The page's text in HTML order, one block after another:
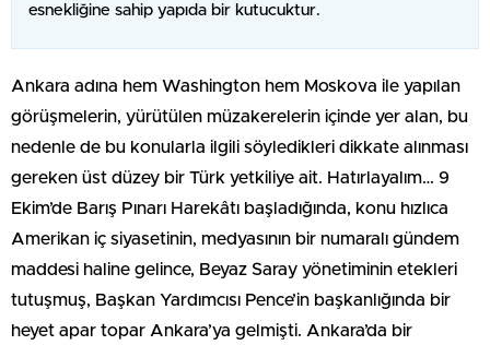
esnekliğine sahip yapıda bir kutucuktur.
Ankara adına hem Washington hem Moskova ile yapılan
görüşmelerin, yürütülen müzakerelerin içinde yer alan, bu
nedenle de bu konularla ilgili söyledikleri dikkate alınması
gereken üst düzey bir Türk yetkiliye ait. Hatırlayalım… 9
Ekim’de Barış Pınarı Harekâtı başladığında, konu hızlıca
Amerikan iç siyasetinin, medyasının bir numaralı gündem
maddesi haline gelince, Beyaz Saray yönetiminin etekleri
tutuşmuş, Başkan Yardımcısı Pence’in başkanlığında bir
heyet apar topar Ankara’ya gelmişti. Ankara’da bir